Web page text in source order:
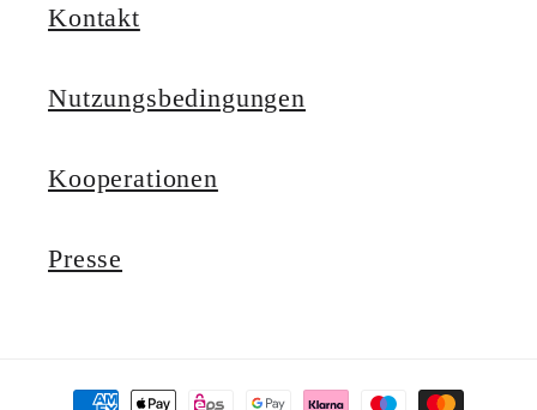
Kontakt
Nutzungsbedingungen
Kooperationen
Presse
Zahlungsmethoden